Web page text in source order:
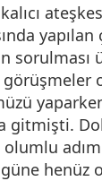
yapılan
sorulması
gitmişti.
henüz